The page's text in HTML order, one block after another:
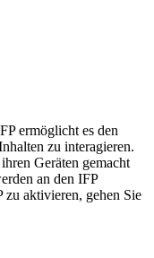
ermöglicht es den
zu interagieren.
Geräten gemacht
an den IFP
aktivieren, gehen Sie